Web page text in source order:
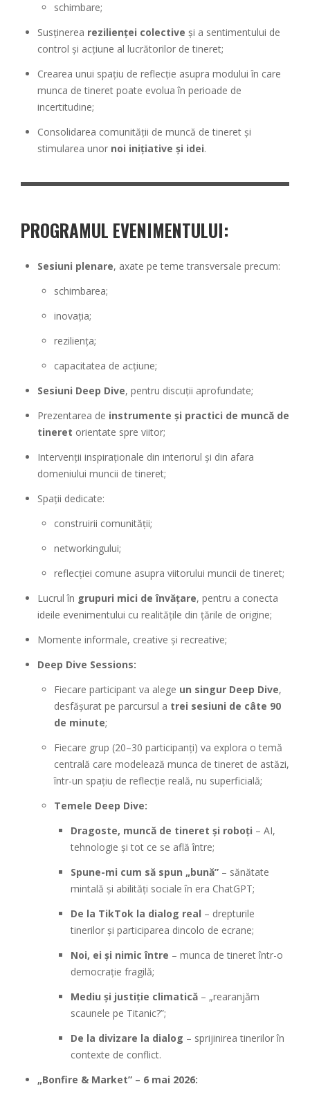
schimbare;
Susținerea rezilienței colective și a sentimentului de
control și acțiune al lucrătorilor de tineret;
Crearea unui spațiu de reflecție asupra modului în care
munca de tineret poate evolua în perioade de
incertitudine;
Consolidarea comunității de muncă de tineret și
stimularea unor noi inițiative și idei.
PROGRAMUL EVENIMENTULUI:
Sesiuni plenare, axate pe teme transversale precum:
schimbarea;
inovația;
reziliența;
capacitatea de acțiune;
Sesiuni Deep Dive, pentru discuții aprofundate;
Prezentarea de instrumente și practici de muncă de
tineret orientate spre viitor;
Intervenții inspiraționale din interiorul și din afara
domeniului muncii de tineret;
Spații dedicate:
construirii comunității;
networkingului;
reflecției comune asupra viitorului muncii de tineret;
Lucrul în grupuri mici de învățare, pentru a conecta
ideile evenimentului cu realitățile din țările de origine;
Momente informale, creative și recreative;
Deep Dive Sessions:
Fiecare participant va alege un singur Deep Dive,
desfășurat pe parcursul a trei sesiuni de câte 90
de minute;
Fiecare grup (20–30 participanți) va explora o temă
centrală care modelează munca de tineret de astăzi,
într-un spațiu de reflecție reală, nu superficială;
Temele Deep Dive:
Dragoste, muncă de tineret și roboți – AI,
tehnologie și tot ce se află între;
Spune-mi cum să spun „bună” – sănătate
mintală și abilități sociale în era ChatGPT;
De la TikTok la dialog real – drepturile
tinerilor și participarea dincolo de ecrane;
Noi, ei și nimic între – munca de tineret într-o
democrație fragilă;
Mediu și justiție climatică – „rearanjăm
scaunele pe Titanic?”;
De la divizare la dialog – sprijinirea tinerilor în
contexte de conflict.
„Bonfire & Market” – 6 mai 2026: